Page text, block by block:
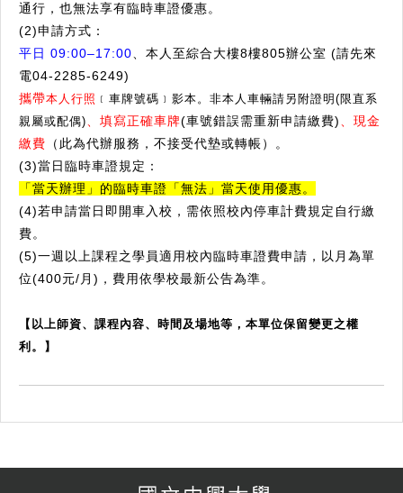
通行，也無法享有臨時車證優惠。
(2)申請方式：
平日 09:00–17:00、本人至綜合大樓8樓805辦公室 (請先來
電04-2285-6249)
攜帶本人行照 ﹝車牌號碼﹞影本。非本人車輛請另附證明(限直系
親屬或配偶)、填寫正確車牌(車號錯誤需重新申請繳費)、現金
繳費 （此為代辦服務，不接受代墊或轉帳）。
(3)當日臨時車證規定：
「當天辦理」的臨時車證「無法」當天使用優惠。
(4)若申請當日即開車入校，需依照校內停車計費規定自行繳
費。
(5)一週以上課程之學員適用校內臨時車證費申請，以月為單
位(400元/月)，費用依學校最新公告為準。
【以上師資、課程內容、時間及場地等，本單位保留變更之權
利。】